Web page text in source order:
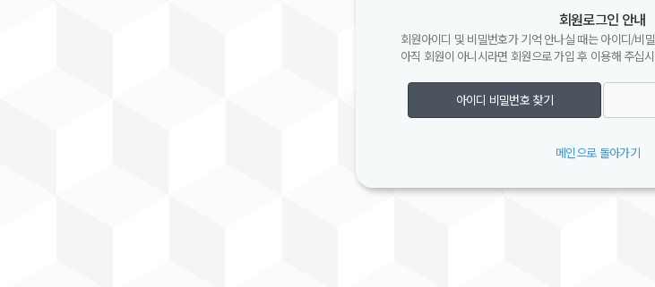
회원로그인 안내
회원아이디 및 비밀번호가 기억 안나실 때는 아이디/비
아직 회원이 아니시라면 회원으로 가입 후 이용해 주십
아이디 비밀번호 찾기
메인으로 돌아가기